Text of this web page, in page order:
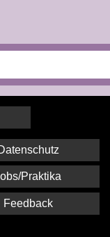
Praktika
Feedback